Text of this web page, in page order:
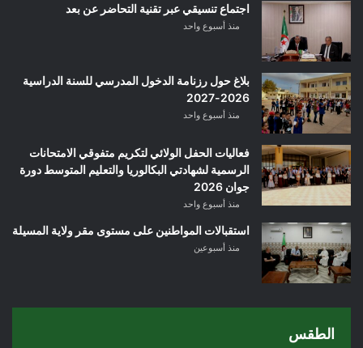
اجتماع تنسيقي عبر تقنية التحاضر عن بعد
منذ أسبوع واحد
بلاغ حول رزنامة الدخول المدرسي للسنة الدراسية
2026-2027
منذ أسبوع واحد
فعاليات الحفل الولائي لتكريم متفوقي الامتحانات
الرسمية لشهادتي البكالوريا والتعليم المتوسط دورة
جوان 2026
منذ أسبوع واحد
استقبالات المواطنين على مستوى مقر ولاية المسيلة
منذ أسبوعين
الطقس